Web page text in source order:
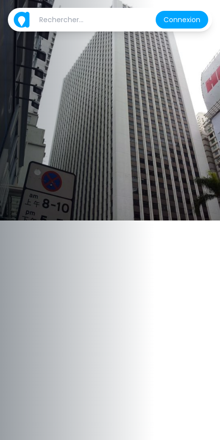
Connexion